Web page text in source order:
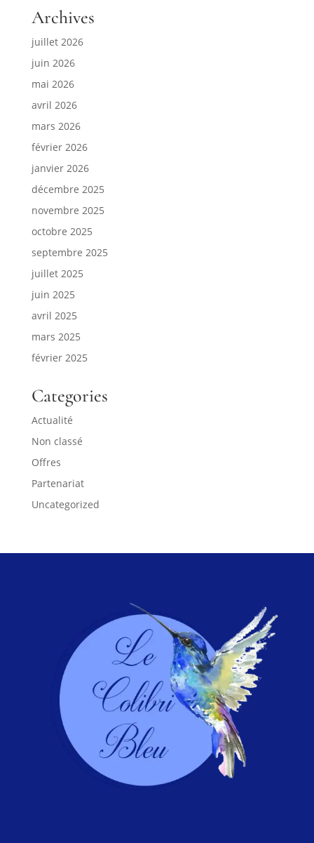
Archives
juillet 2026
juin 2026
mai 2026
avril 2026
mars 2026
février 2026
janvier 2026
décembre 2025
novembre 2025
octobre 2025
septembre 2025
juillet 2025
juin 2025
avril 2025
mars 2025
février 2025
Categories
Actualité
Non classé
Offres
Partenariat
Uncategorized